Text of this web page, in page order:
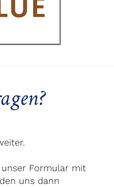
Formular mit
uns dann